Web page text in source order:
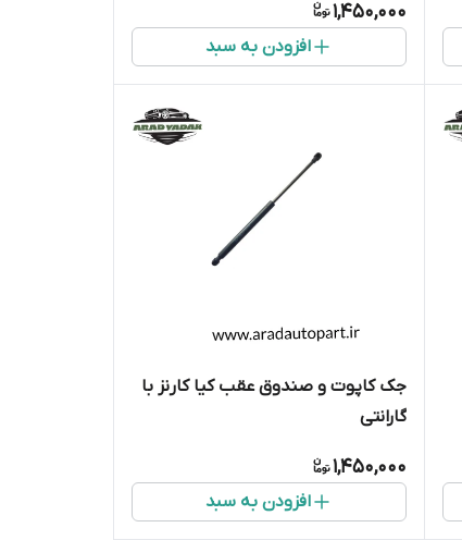
1,450,000
افزودن به سبد
جک کاپوت و صندوق عقب کیا کارنز با
گارانتی
1,450,000
افزودن به سبد